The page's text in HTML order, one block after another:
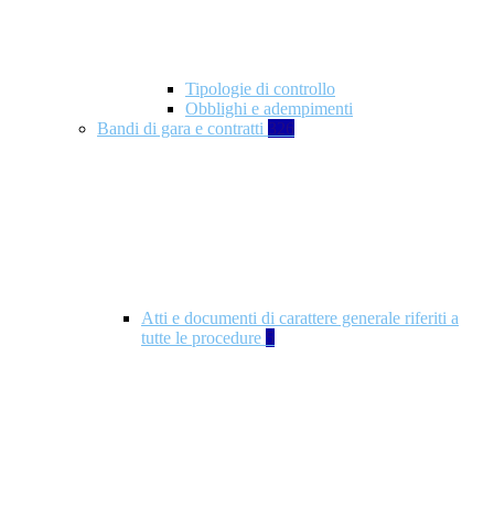
Tipologie di controllo
Obblighi e adempimenti
Bandi di gara e contratti 326
Atti e documenti di carattere generale riferiti a
tutte le procedure 5